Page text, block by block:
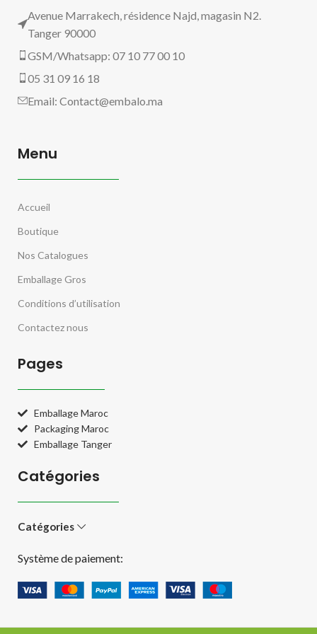
Avenue Marrakech, résidence Najd, magasin N2.
Tanger 90000
GSM/Whatsapp: 07 10 77 00 10
05 31 09 16 18
Email:Contact@embalo.ma
Menu
Accueil
Boutique
Nos Catalogues
Emballage Gros
Conditions d’utilisation
Contactez nous
Pages
Emballage Maroc
Packaging Maroc
Emballage Tanger
Catégories
Catégories
Système de paiement: